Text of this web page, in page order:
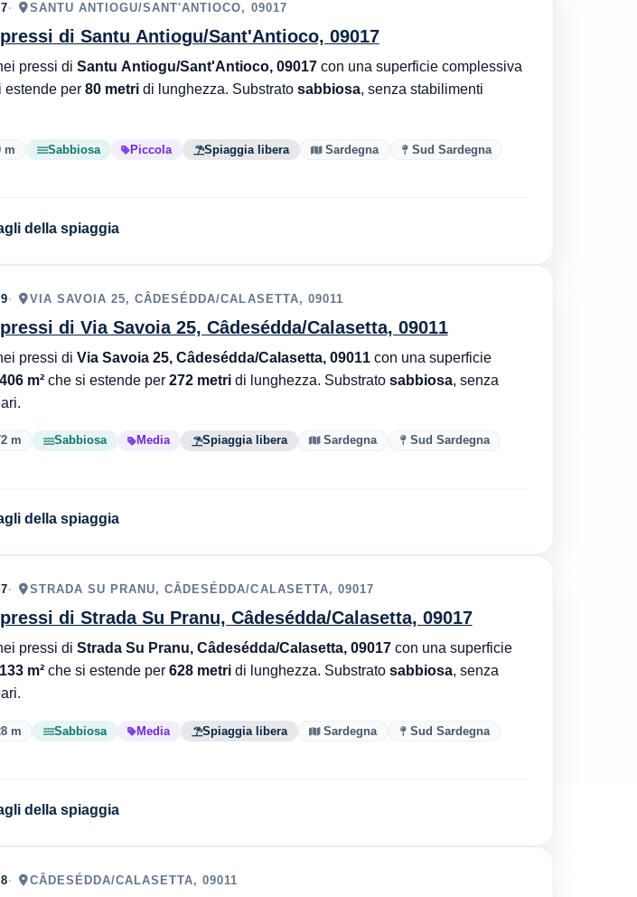
SANTU ANTIOGU/SANT'ANTIOCO, 09017
di Santu Antiogu/Sant'Antioco, 09017
pressi di Santu Antiogu/Sant'Antioco, 09017con una superficie complessiva
per 80 metridi lunghezza. Substrato sabbiosa, senza stabilimenti
m Sabbiosa Piccola Spiaggia libera Sardegna
Sud Sardegna
della spiaggia
VIA SAVOIA 25, CÂDESÉDDA/CALASETTA, 09011
di Via Savoia 25, Câdesédda/Calasetta, 09011
pressi di Via Savoia 25, Câdesédda/Calasetta, 09011con una superficie
m²che si estende per 272 metridi lunghezza. Substrato sabbiosa, senza
m Sabbiosa Media Spiaggia libera Sardegna
Sud Sardegna
della spiaggia
STRADA SU PRANU, CÂDESÉDDA/CALASETTA, 09017
di Strada Su Pranu, Câdesédda/Calasetta, 09017
pressi di Strada Su Pranu, Câdesédda/Calasetta, 09017con una superficie
m²che si estende per 628 metridi lunghezza. Substrato sabbiosa, senza
m Sabbiosa Media Spiaggia libera Sardegna
Sud Sardegna
della spiaggia
CÂDESÉDDA/CALASETTA, 09011